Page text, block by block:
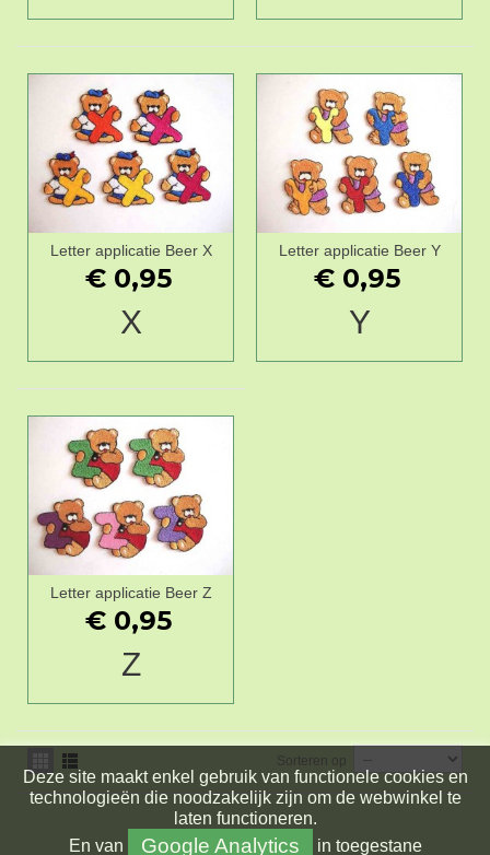
Letter applicatie Beer X
€ 0,95
X
Letter applicatie Beer Y
€ 0,95
Y
Letter applicatie Beer Z
€ 0,95
Z
Sorteren op
Deze site maakt enkel gebruik van functionele cookies en
technologieën die noodzakelijk zijn om de webwinkel te
laten functioneren.
En van Google Analytics in toegestane